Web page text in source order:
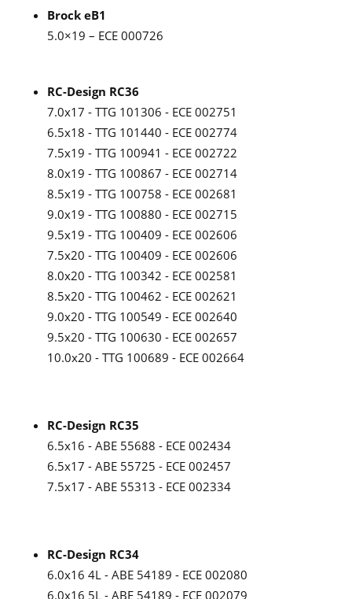
Brock eB1
5.0×19 – ECE 000726
RC-Design RC36
7.0x17 - TTG 101306 - ECE 002751
6.5x18 - TTG 101440 - ECE 002774
7.5x19 - TTG 100941 - ECE 002722
8.0x19 - TTG 100867 - ECE 002714
8.5x19 - TTG 100758 - ECE 002681
9.0x19 - TTG 100880 - ECE 002715
9.5x19 - TTG 100409 - ECE 002606
7.5x20 - TTG 100409 - ECE 002606
8.0x20 - TTG 100342 - ECE 002581
8.5x20 - TTG 100462 - ECE 002621
9.0x20 - TTG 100549 - ECE 002640
9.5x20 - TTG 100630 - ECE 002657
10.0x20 - TTG 100689 - ECE 002664
RC-Design RC35
6.5x16 - ABE 55688 - ECE 002434
6.5x17 - ABE 55725 - ECE 002457
7.5x17 - ABE 55313 - ECE 002334
RC-Design RC34
6.0x16 4L - ABE 54189 - ECE 002080
6.0x16 5L - ABE 54189 - ECE 002079